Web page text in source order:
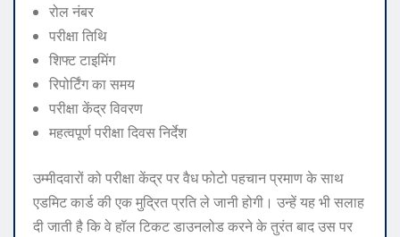
रोल नंबर
परीक्षा तिथि
शिफ्ट टाइमिंग
रिपोर्टिंग का समय
परीक्षा केंद्र विवरण
महत्वपूर्ण परीक्षा दिवस निर्देश
उम्मीदवारों को परीक्षा केंद्र पर वैध फोटो पहचान प्रमाण के साथ
एडमिट कार्ड की एक मुद्रित प्रति ले जानी होगी। उन्हें यह भी सलाह
दी जाती है कि वे हॉल टिकट डाउनलोड करने के तुरंत बाद उस पर